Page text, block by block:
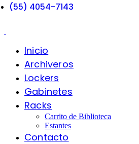
(55) 4054-7143
Inicio
Archiveros
Lockers
Gabinetes
Racks
Carrito de Biblioteca
Estantes
Contacto